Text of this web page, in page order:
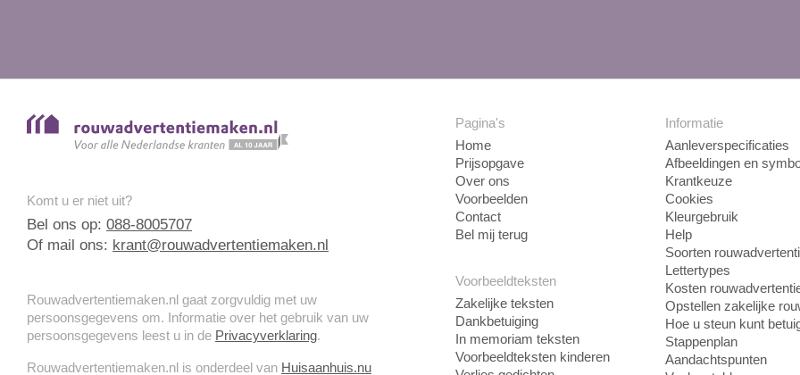
Komt u er niet uit?
Bel ons op: 088-8005707
Of mail ons: krant@rouwadvertentiemaken.nl
Rouwadvertentiemaken.nl gaat zorgvuldig met uw
persoonsgegevens om. Informatie over het gebruik van uw
persoonsgegevens leest u in de Privacyverklaring.
Rouwadvertentiemaken.nl is onderdeel van Huisaanhuis.nu
Pagina's
Home
Prijsopgave
Over ons
Voorbeelden
Contact
Bel mij terug
Voorbeeldteksten
Zakelijke teksten
Dankbetuiging
In memoriam teksten
Voorbeeldteksten kinderen
Informatie
Aanleverspecificaties
Afbeeldingen en
Krantkeuze
Cookies
Kleurgebruik
Help
Soorten
Lettertypes
Kosten
Opstellen zakelijke
Hoe u steun kunt
Stappenplan
Aandachtspunten